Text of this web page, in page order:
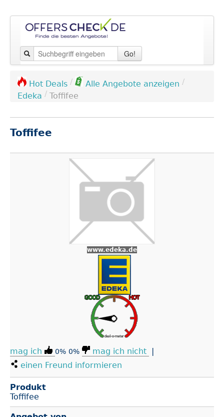
Go!
Hot Deals / Alle Angebote anzeigen /
Edeka / Toffifee
Toffifee
www.edeka.de
mag ich 0% 0% mag ich nicht
|
einen Freund informieren
Produkt
Toffifee